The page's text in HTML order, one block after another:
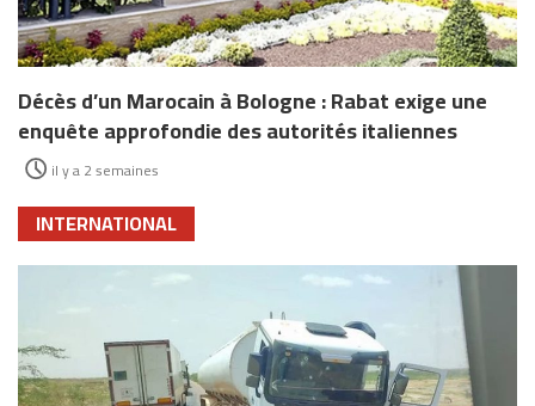
Décès d’un Marocain à Bologne : Rabat exige une
enquête approfondie des autorités italiennes
il y a 2 semaines
INTERNATIONAL